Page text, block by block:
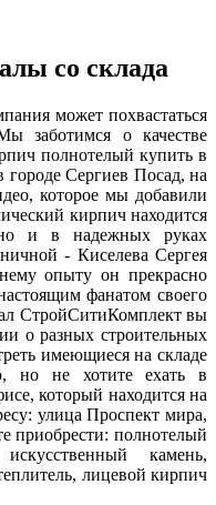
со склада
может похвастаться
заботимся о качестве
полнотелый купить в
городе Сергиев Посад, на
которое мы добавили
кирпич находится
и в надежных руках
- Киселева Сергея
опыту он прекрасно
фанатом своего
СтройСитиКомплект вы
о разных строительных
имеющиеся на складе
но не хотите ехать в
который находится на
улица Проспект мира,
приобрести: полнотелый
камень,
лицевой кирпич